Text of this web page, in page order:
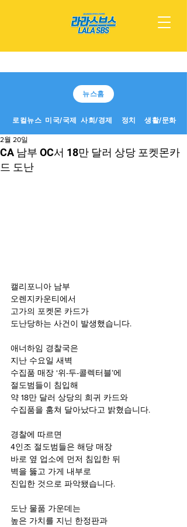
뉴스홈
로컬뉴스 미국/국제 사회/경제 정치 생활/문화
CA 남부 OC서 18만 달러 상당 포켓몬카
드 도난
2월 20일
캘리포니아 남부
오렌지카운티에서
고가의 포켓몬 카드가
도난당하는 사건이 발생했습니다.
애너하임 경찰국은
지난 수요일 새벽
수집품 매장 ‘위-두-콜렉터블’에
절도범들이 침입해
약 18만 달러 상당의 희귀 카드와
수집품을 훔쳐 달아났다고 밝혔습니다.
경찰에 따르면
4인조 절도범들은 해당 매장
바로 옆 업소에 먼저 침입한 뒤
벽을 뚫고 가게 내부로
진입한 것으로 파악됐습니다.
도난 물품 가운데는
높은 가치를 지닌 한정판과